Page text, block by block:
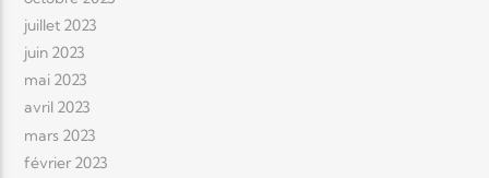
juillet 2023
juin 2023
mai 2023
avril 2023
mars 2023
février 2023